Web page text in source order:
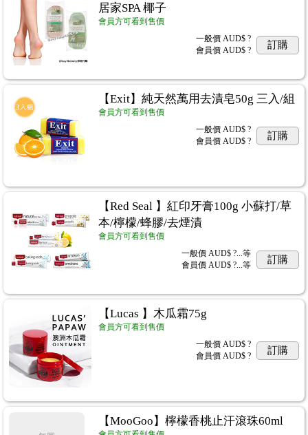
居家SPA 椰子
會員方可看到售價
一般價 AUD$ ?
會員價 AUD$ ? 訂購
【Exit】純天然萬用去漬皂50g 三入/組
會員方可看到售價
一般價 AUD$ ?
會員價 AUD$ ? 訂購
【Red Seal 】紅印牙膏100g 小蘇打/草
本/檸檬/蜂膠/去煙漬
會員方可看到售價
一般價 AUD$ ?... 等
會員價 AUD$ ?... 等 訂購
【Lucas 】木瓜霜75g
會員方可看到售價
一般價 AUD$ ?
會員價 AUD$ ? 訂購
【MooGoo】檸檬香桃止汗滾珠60ml